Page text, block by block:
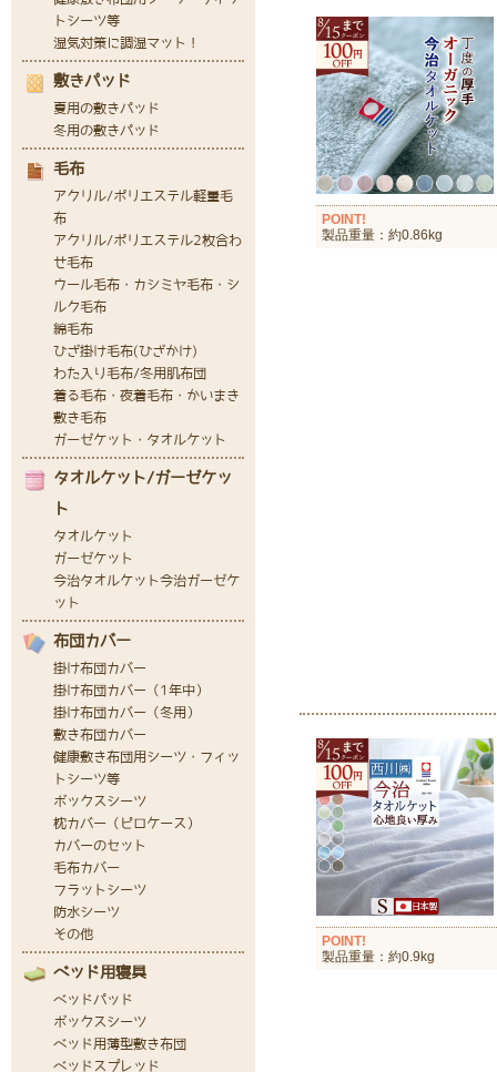
POINT!
製品重量：約0.86kg
POINT!
製品重量：約0.9kg